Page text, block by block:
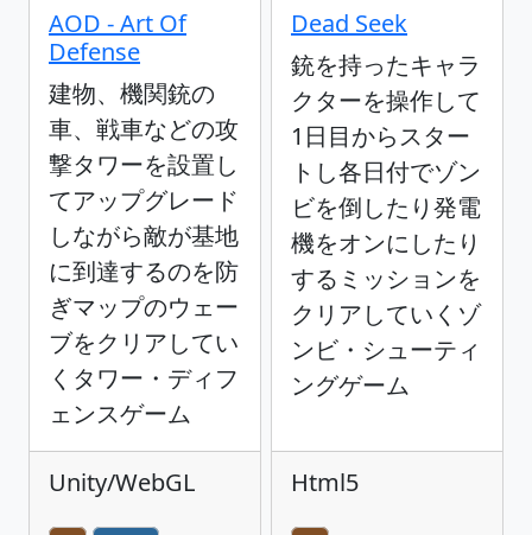
AOD - Art Of
Defense
建物、機関銃の
車、戦車などの攻
撃タワーを設置し
てアップグレード
しながら敵が基地
に到達するのを防
ぎマップのウェー
ブをクリアしてい
くタワー・ディフ
ェンスゲーム
Unity/WebGL
Dead Seek
銃を持ったキャラ
クターを操作して
1日目からスター
トし各日付でゾン
ビを倒したり発電
機をオンにしたり
するミッションを
クリアしていくゾ
ンビ・シューティ
ングゲーム
Html5